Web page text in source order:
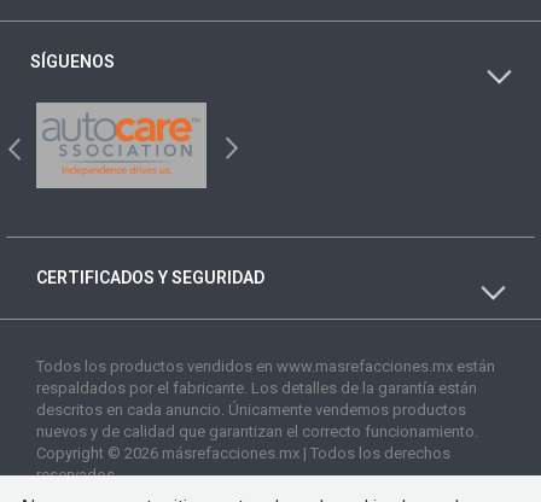
SÍGUENOS
CERTIFICADOS Y SEGURIDAD
Todos los productos vendidos en www.masrefacciones.mx están
respaldados por el fabricante. Los detalles de la garantía están
descritos en cada anuncio. Únicamente vendemos productos
nuevos y de calidad que garantizan el correcto funcionamiento.
Copyright © 2026 másrefacciones.mx | Todos los derechos
reservados